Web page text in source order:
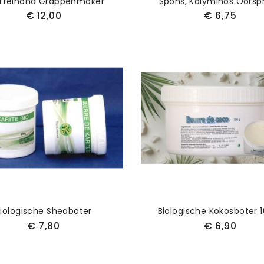
€ 12,00 € 6,75
Sheaboter
€ 7,80
Biologische Kokosboter
€ 6,90